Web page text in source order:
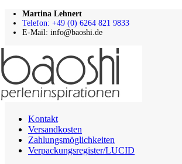
Martina Lehnert
Telefon: +49 (0) 6264 821 9833
E-Mail: info@baoshi.de
Kontakt
Versandkosten
Zahlungsmöglichkeiten
Verpackungsregister/LUCID